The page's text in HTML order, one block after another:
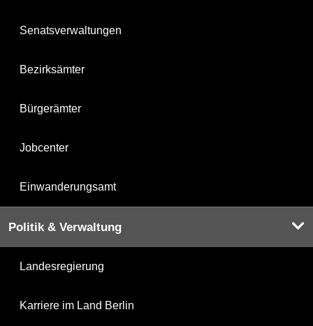
Senatsverwaltungen
Bezirksämter
Bürgerämter
Jobcenter
Einwanderungsamt
Politik & Verwaltung
Landesregierung
Karriere im Land Berlin